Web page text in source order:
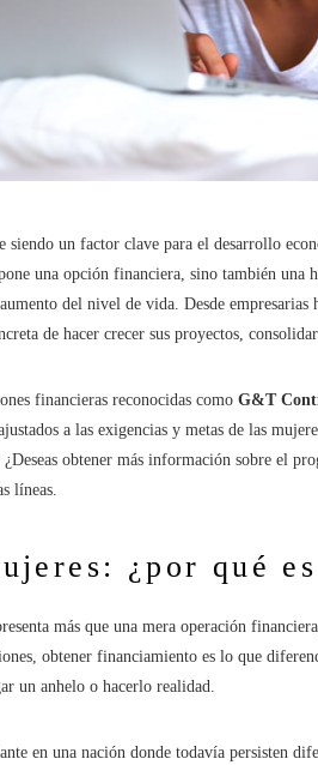
un factor clave para el desarrollo
una opción financiera, sino también una
del nivel de vida. Desde empresarias
de hacer crecer sus proyectos,
financieras reconocidas como G&T
a las exigencias y metas de las
obtener más información sobre el
líneas.
¿por qué
más que una mera operación
obtener financiamiento es lo que
un anhelo o hacerlo realidad.
en una nación donde todavía persisten